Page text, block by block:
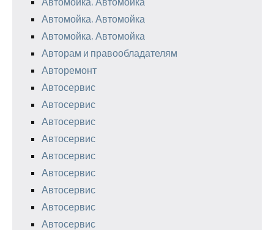
Автомойка, Автомойка
Автомойка, Автомойка
Авторам и правообладателям
Авторемонт
Автосервис
Автосервис
Автосервис
Автосервис
Автосервис
Автосервис
Автосервис
Автосервис
Автосервис